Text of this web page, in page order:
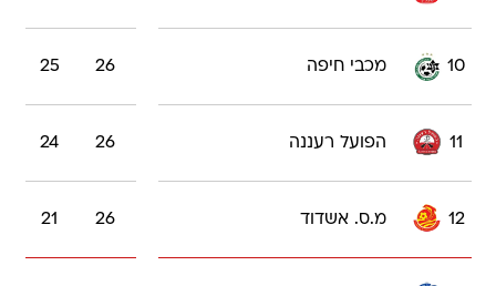
10 מכבי חיפה 26
25
11 הפועל רעננה 26
24
12 מ.ס. אשדוד 26
21